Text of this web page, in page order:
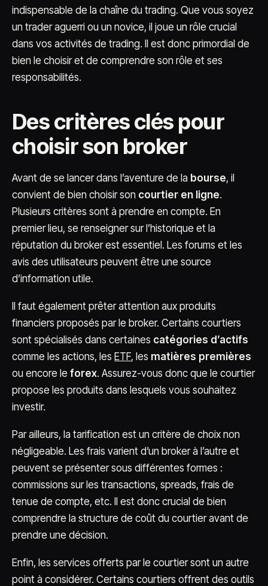
indispensable de la chaîne du trading. Que vous soyez
un trader aguerri ou un novice, il joue un rôle crucial
dans vos activités de trading. Il est donc primordial de
bien le choisir et de comprendre son rôle et ses
responsabilités.
Des critères clés pour
choisir son broker
Avant de se lancer dans l’aventure de la bourse, il
convient de bien choisir son courtier en ligne.
Plusieurs critères sont à prendre en compte. En
premier lieu, se renseigner sur l’historique et la
réputation du broker est essentiel. Les forums et les
avis des utilisateurs peuvent être une source
d’information utile.
Il faut également prêter attention aux produits
financiers proposés par le broker. Certains courtiers
sont spécialisés dans certaines catégories d’actifs
comme les actions, les ETF, les matières premières
ou encore le forex. Assurez-vous donc que le courtier
propose les produits dans lesquels vous souhaitez
investir.
Par ailleurs, la tarification est un critère de choix non
négligeable. Les frais varient d’un broker à l’autre et
peuvent se présenter sous différentes formes :
commissions sur les transactions, spreads, frais de
tenue de compte, etc. Il est donc crucial de bien
comprendre la structure de coût du courtier avant de
prendre une décision.
Enfin, les services offerts par le courtier sont un autre
point à considérer. Certains courtiers offrent des outils